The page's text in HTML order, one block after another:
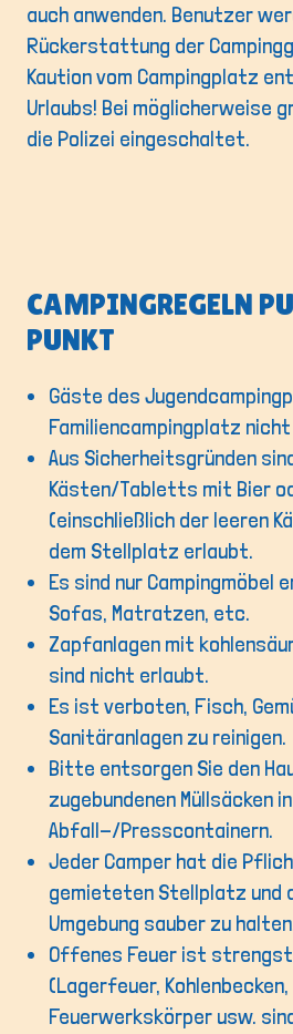
auch anwenden. Benutzer
Rückerstattung der
Kaution vom Campingplatz
Urlaubs! Bei möglicherweise
die Polizei eingeschaltet.
CAMPINGREGELN
PUNKT
Gäste des
Familiencampingplatz
Aus Sicherheitsgründen
Kästen/Tabletts mit Bier
(einschließlich der leeren
dem Stellplatz erlaubt.
Es sind nur Campingmöbel
Sofas, Matratzen, etc.
Zapfanlagen mit
sind nicht erlaubt.
Es ist verboten, Fisch,
Sanitäranlagen zu reinigen.
Bitte entsorgen Sie den
zugebundenen Müllsäcken
Abfall-/Presscontainern.
Jeder Camper hat die
gemieteten Stellplatz und
Umgebung sauber zu
Offenes Feuer ist
(Lagerfeuer, Kohlenbecken,
Feuerwerkskörper usw.